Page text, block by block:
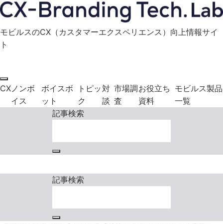
モビルスのCX（カスタマーエクスペリエンス）向上情報サイ
ト
CX ノンボ
イス
ボイスボ
ット
トピッ
ク
対
談
市場調
査
お役立ち
資料
モビルス製品
一覧
記事検索
記事検索